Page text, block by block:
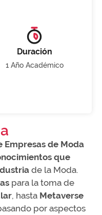
Duración
1 Año Académico
Empresas de Moda
que
de la Moda.
para la toma de
, hasta Metaverse
por aspectos